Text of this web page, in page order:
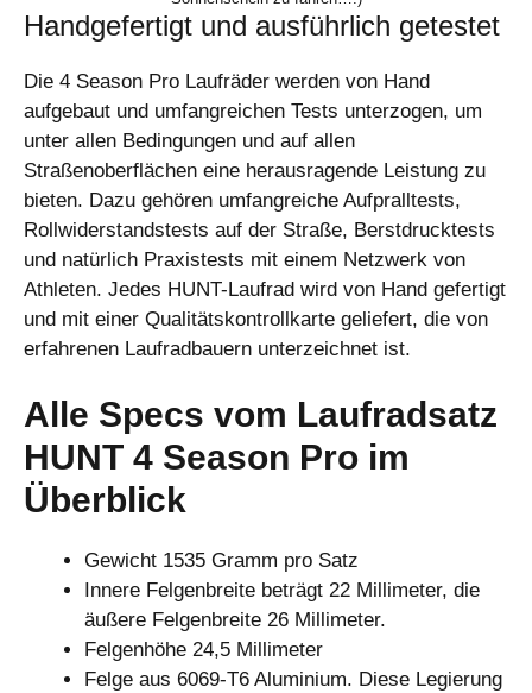
Handgefertigt und ausführlich getestet
Die 4 Season Pro Laufräder werden von Hand
aufgebaut und umfangreichen Tests unterzogen, um
unter allen Bedingungen und auf allen
Straßenoberflächen eine herausragende Leistung zu
bieten. Dazu gehören umfangreiche Aufpralltests,
Rollwiderstandstests auf der Straße, Berstdrucktests
und natürlich Praxistests mit einem Netzwerk von
Athleten. Jedes HUNT-Laufrad wird von Hand gefertigt
und mit einer Qualitätskontrollkarte geliefert, die von
erfahrenen Laufradbauern unterzeichnet ist.
Alle Specs vom Laufradsatz
HUNT 4 Season Pro im
Überblick
Gewicht 1535 Gramm pro Satz
Innere Felgenbreite beträgt 22 Millimeter, die
äußere Felgenbreite 26 Millimeter.
Felgenhöhe 24,5 Millimeter
Felge aus 6069-T6 Aluminium. Diese Legierung